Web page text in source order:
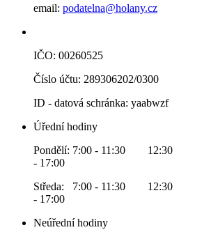
email: podatelna@holany.cz
IČO: 00260525
Číslo účtu: 289306202/0300
ID - datová schránka: yaabwzf
Úřední hodiny
Pondělí: 7:00 - 11:30 12:30
- 17:00
Středa: 7:00 - 11:30 12:30
- 17:00
Neúřední hodiny